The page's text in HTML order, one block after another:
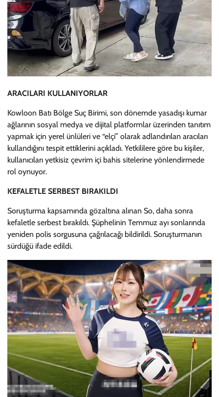
ARACILARI KULLANIYORLAR
Kowloon Batı Bölge Suç Birimi, son dönemde yasadışı kumar
ağlarının sosyal medya ve dijital platformlar üzerinden tanıtım
yapmak için yerel ünlüleri ve “elçi” olarak adlandırılan aracıları
kullandığını tespit ettiklerini açıkladı. Yetkililere göre bu kişiler,
kullanıcıları yetkisiz çevrim içi bahis sitelerine yönlendirmede
rol oynuyor.
KEFALETLE SERBEST BIRAKILDI
Soruşturma kapsamında gözaltına alınan So, daha sonra
kefaletle serbest bırakıldı. Şüphelinin Temmuz ayı sonlarında
yeniden polis sorgusuna çağrılacağı bildirildi. Soruşturmanın
sürdüğü ifade edildi.